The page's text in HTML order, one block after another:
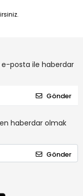
posta ile haberdar
Gönder
haberdar olmak
Gönder